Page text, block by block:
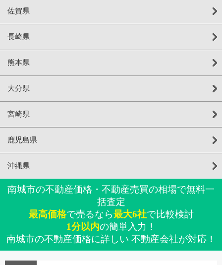
佐賀県
長崎県
熊本県
大分県
宮崎県
鹿児島県
沖縄県
南城市の不動産価格・不動産売買の相場で無料一
括査定
最高価格で売るなら最大6社で比較検討
1分以内の簡単入力！
南城市の不動産価格に詳しい 不動産会社が対応！